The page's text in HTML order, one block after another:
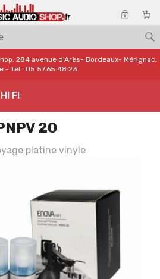
284 avenue d'Arès- Bordeaux- Mérignac,
- Tel : 05.57.65.48.23
FI
20
platine vinyle